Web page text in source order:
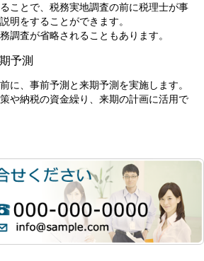
ことで、税務実地調査の前に税理士が事
明をすることができます。
調査が省略されることもあります。
予測
に、事前予測と来期予測を実施します。
や納税の資金繰り、来期の計画に活用で